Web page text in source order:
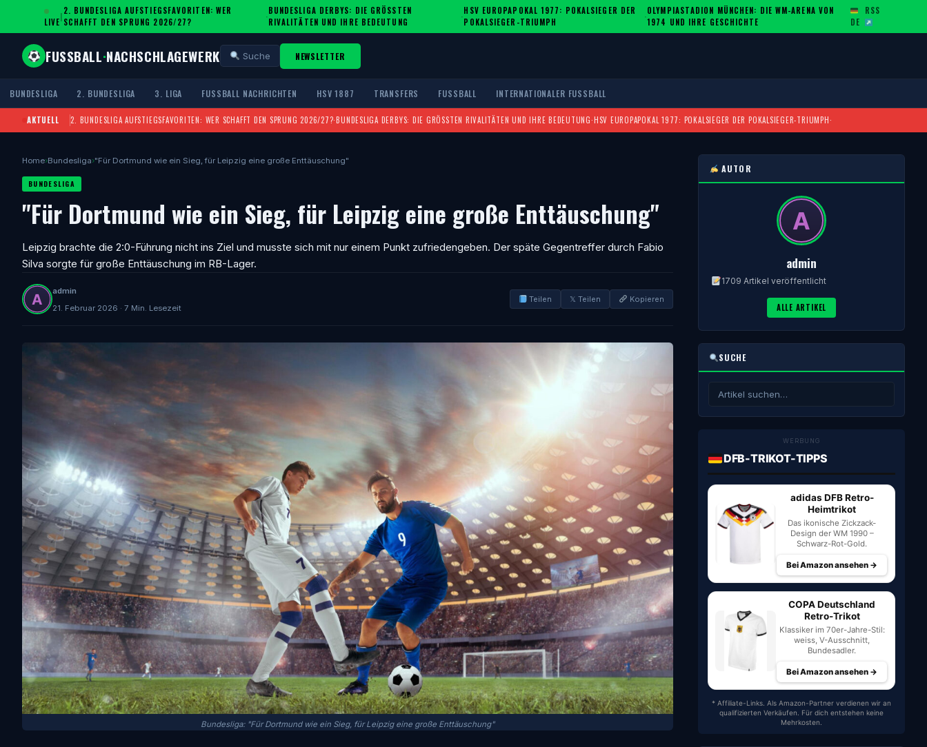
LIVE
|
2. BUNDESLIGA AUFSTIEGSFAVORITEN: WER
SCHAFFT DEN SPRUNG 2026/27?
·
BUNDESLIGA DERBYS: DIE GRÖSSTEN R
IVALITÄTEN UND IHRE BEDEUTUNG
·
HSV EUROPAPOKAL 1977: POKALSIEGER DER
POKALSIEGER-TRIUMPH
·
OLYMPIASTADION MÜNCHEN: DIE WM-ARENA VON
1974 UND IHRE GESCHICHTE
DE
RSS
FUSSBALL·NACHSCHLAGEWERK Suche NEWSLETTER
BUNDESLIGA 2. BUNDESLIGA 3. LIGA FUSSBALL NACHRICHTEN HSV 1887 TRANSFERS FUSSBALL INTERNATIONALER FUSSBALL
AKTUELL 2. BUNDESLIGA AUFSTIEGSFAVORITEN: WER SCHAFFT DEN SPRUNG 2026/27?·BUNDESLIGA DERBYS: DIE GRÖSSTEN RIVALITÄTEN UND IHRE BEDEUTUNG ·HSV EUROPAPOKAL 1977: POKALSIEGER DER POKALSIEGER-TRIUMPH·
Home›Bundesliga›"Für Dortmund wie ein Sieg, für Leipzig eine große Enttäuschung"
BUNDESLIGA
"Für Dortmund wie ein Sieg, für Leipzig eine große Enttäuschung"
Leipzig brachte die 2:0-Führung nicht ins Ziel und musste sich mit nur einem Punkt zufriedengeben. Der späte Gegentreffer durch Fabio
Silva sorgte für große Enttäuschung im RB-Lager.
admin
21. Februar 2026 · 7 Min. Lesezeit
Teilen 𝕏 Teilen Kopieren
Bundesliga: "Für Dortmund wie ein Sieg, für Leipzig eine große Enttäuschung"
AUTOR
admin
1709 Artikel veröffentlicht
ALLE ARTIKEL
SUCHE
WERBUNG
DFB-TRIKOT-TIPPS
adidas DFB Retro-
Heimtrikot
Das ikonische Zickzack-
Design der WM 1990 –
Schwarz-Rot-Gold.
Bei Amazon ansehen →
COPA Deutschland
Retro-Trikot
Klassiker im 70er-Jahre-Stil:
weiss, V-Ausschnitt,
Bundesadler.
Bei Amazon ansehen →
* Affiliate-Links. Als Amazon-Partner verdienen wir an
qualifizierten Verkäufen. Für dich entstehen keine
Mehrkosten.